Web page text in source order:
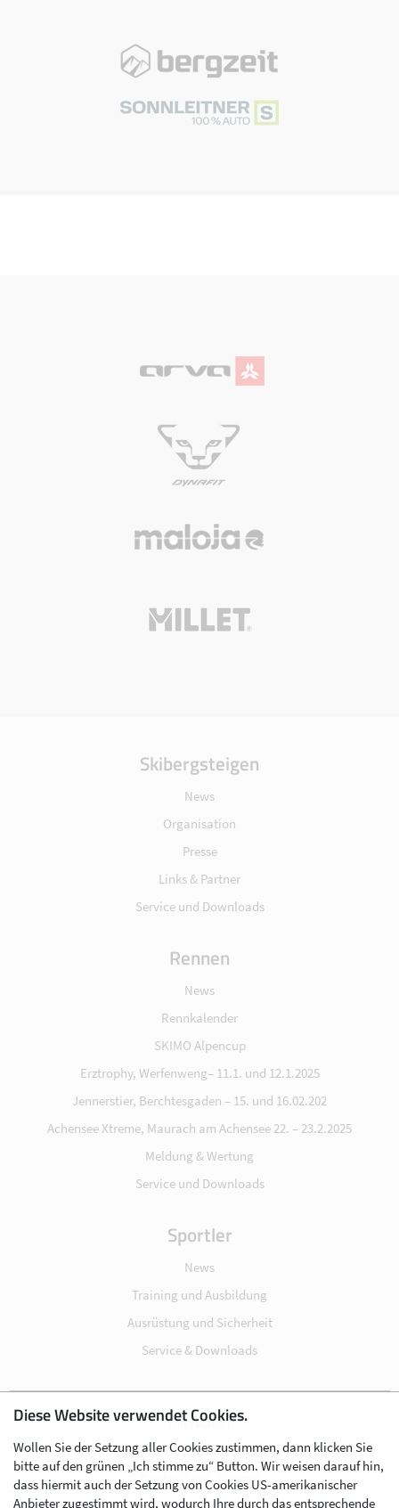
Skibergsteigen
News
Organisation
Presse
Links & Partner
Service und Downloads
Rennen
News
Rennkalender
SKIMO Alpencup
Erztrophy, Werfenweng– 11.1. und 12.1.2025
Jennerstier, Berchtesgaden – 15. und 16.02.202
Achensee Xtreme, Maurach am Achensee 22. – 23.2.2025
Meldung & Wertung
Service und Downloads
Sportler
News
Training und Ausbildung
Ausrüstung und Sicherheit
Service & Downloads
Impressum
Datenschutz
Cookie-Einstellungen
Diese Website verwendet Cookies.
Wollen Sie der Setzung aller Cookies zustimmen, dann klicken Sie
bitte auf den grünen „Ich stimme zu“ Button. Wir weisen darauf hin,
dass hiermit auch der Setzung von Cookies US-amerikanischer
Anbieter zugestimmt wird, wodurch Ihre durch das entsprechende